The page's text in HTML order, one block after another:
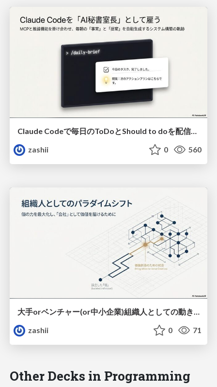
Claude Codeで毎日のToDoとShould to doを配信させる方法
zashii
0 560
大手orベンチャー(or中小企業)組織人としての動き方
zashii
0 71
Other Decks in Programming